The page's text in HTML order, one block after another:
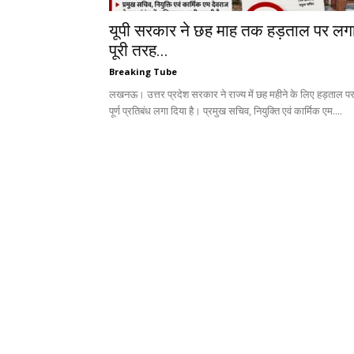
यूपी सरकार ने छह माह तक हड़ताल पर
पूरी तरह...
Breaking Tube
लखनऊ। उत्तर प्रदेश सरकार ने राज्य में छह महीने के लिए हड़ताल पर
पूर्ण प्रतिबंध लगा दिया है। प्रमुख सचिव, नियुक्ति एवं कार्मिक एम....